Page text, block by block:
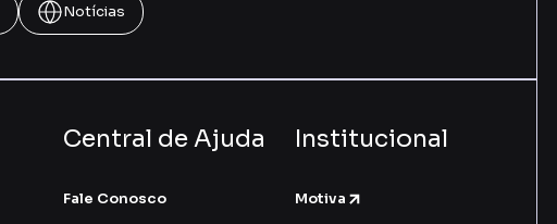
Notícias
Central de Ajuda
Fale Conosco
Institucional
Motiva